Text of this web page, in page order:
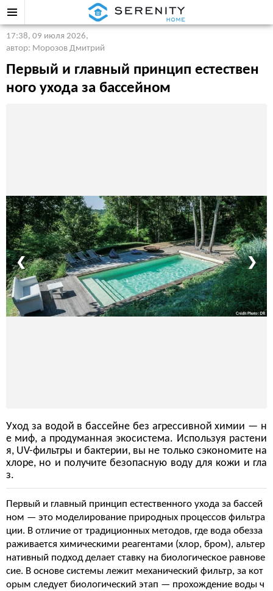
17:38, 09 июля 2026,
автор: Морозов Дмитрий
Первый и главный принцип естествен
ного ухода за бассейном
❮ ❯
Уход за водой в бассейне без агрессивной химии — н
е миф, а продуманная экосистема. Используя растени
я, UV-фильтры и бактерии, вы не только сэкономите на
хлоре, но и получите безопасную воду для кожи и гла
з.
Первый и главный принцип естественного ухода за бассей
ном — это моделирование природных процессов фильтра
ции. В отличие от традиционных методов, где вода обезза
раживается химическими реагентами (хлор, бром), альтер
нативный подход делает ставку на биологическое равнове
сие. В основе системы лежит механический фильтр, за кот
орым следует биологический этап — прохождение воды ч